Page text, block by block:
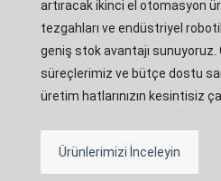
artıracak ikinci el otomasyon
tezgahları ve endüstriyel
geniş stok avantajı sunuyoruz.
süreçlerimiz ve bütçe dostu
üretim hatlarınızın kesintisiz
Ürünlerimizi İnceleyin